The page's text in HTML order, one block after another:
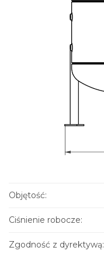
Objętość:
Ciśnienie robocze:
Zgodność z dyrektywą: